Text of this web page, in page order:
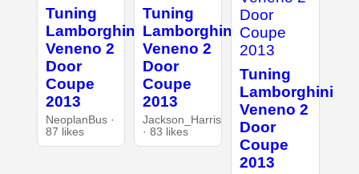
Tuning
Lamborghini
Veneno 2
Door
Coupe
2013
NeoplanBus ·
87 likes
Tuning
Lamborghini
Veneno 2
Door
Coupe
2013
Jackson_Harris
· 83 likes
Tuning
Lamborghini
Veneno 2
Door
Coupe
2013